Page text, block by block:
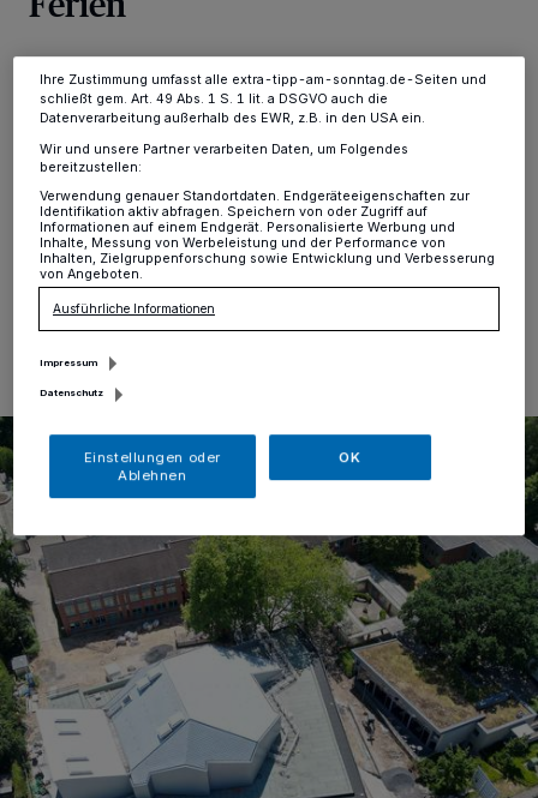
Nettetal·Im Zuge der laufenden Sanierungsarbeiten
am Werner-Jaeger-Forum (WJF) wird die bestehende
Straßensperrung im Bereich der Kreuzung
Straße vor dem Werner-Jaeger-Forum muss von
Montag, 6. Juli bis voraussichtlich Ende September
vollständig gesperrt werden.
04.07.2026 , 07:40 Uhr
Einstellungen oder Ablehnen am unteren Rand der Webseite klicken.
Ihre Zustimmung umfasst alle extra-tipp-am-sonntag.de-Seiten und
schließt gem. Art. 49 Abs. 1 S. 1 lit. a DSGVO auch die
Datenverarbeitung außerhalb des EWR, z.B. in den USA ein.
Wir und unsere Partner verarbeiten Daten, um Folgendes
bereitzustellen:
Verwendung genauer Standortdaten. Endgeräteeigenschaften zur
Identifikation aktiv abfragen. Speichern von oder Zugriff auf
Informationen auf einem Endgerät. Personalisierte Werbung und
Inhalte, Messung von Werbeleistung und der Performance von
Inhalten, Zielgruppenforschung sowie Entwicklung und Verbesserung
von Angeboten.
Ausführliche Informationen
Impressum
Datenschutz
Einstellungen oder
Ablehnen
OK